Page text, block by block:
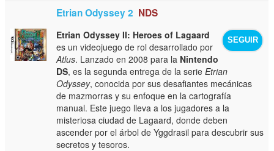
Etrian Odyssey 2 NDS
SEGUIR
Etrian Odyssey II: Heroes of Lagaard
es un videojuego de rol desarrollado por
Atlus. Lanzado en 2008 para la Nintendo
DS, es la segunda entrega de la serieEtrian
Odyssey, conocida por sus desafiantes mecánicas
de mazmorras y su enfoque en la cartografía
manual. Este juego lleva a los jugadores a la
misteriosa ciudad de Lagaard, donde deben
ascender por el árbol de Yggdrasil para descubrir sus
secretos y tesoros.